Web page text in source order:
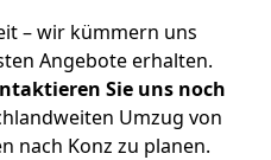
– wir kümmern uns
Angebote erhalten.
Sie uns noch
Umzug von
nach Konz zu planen.